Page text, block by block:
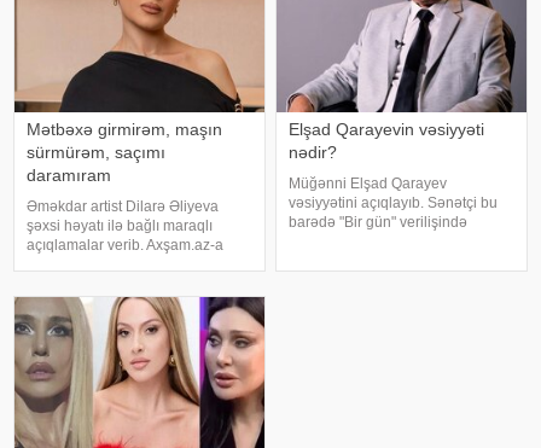
Mətbəxə girmirəm, maşın
sürmürəm, saçımı
daramıram
Əməkdar artist Dilarə Əliyeva
şəxsi həyatı ilə bağlı maraqlı
açıqlamalar verib. Axşam.az-a
avtomobil idarə etmədiyini deyib.
O, sürücü ilə hərəkə
Elşad Qarayevin vəsiyyəti
nədir?
Müğənni Elşad Qarayev
vəsiyyətini açıqlayıb. Sənətçi bu
barədə "Bir gün" verilişində